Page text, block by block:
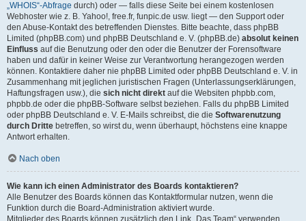
„WHOIS“-Abfrage durch) oder — falls diese Seite bei einem kostenlosen
Webhoster wie z. B. Yahoo!, free.fr, funpic.de usw. liegt — den Support oder
den Abuse-Kontakt des betreffenden Dienstes. Bitte beachte, dass phpBB
Limited (phpBB.com) und phpBB Deutschland e. V. (phpBB.de) absolut keinen
Einfluss auf die Benutzung oder den oder die Benutzer der Forensoftware
haben und dafür in keiner Weise zur Verantwortung herangezogen werden
können. Kontaktiere daher nie phpBB Limited oder phpBB Deutschland e. V. in
Zusammenhang mit jeglichen juristischen Fragen (Unterlassungserklärungen,
Haftungsfragen usw.), die sich nicht direkt auf die Websiten phpbb.com,
phpbb.de oder die phpBB-Software selbst beziehen. Falls du phpBB Limited
oder phpBB Deutschland e. V. E-Mails schreibst, die die Softwarenutzung
durch Dritte betreffen, so wirst du, wenn überhaupt, höchstens eine knappe
Antwort erhalten.
Nach oben
Wie kann ich einen Administrator des Boards kontaktieren?
Alle Benutzer des Boards können das Kontaktformular nutzen, wenn die
Funktion durch die Board-Administration aktiviert wurde.
Mitglieder des Boards können zusätzlich den Link „Das Team“ verwenden.